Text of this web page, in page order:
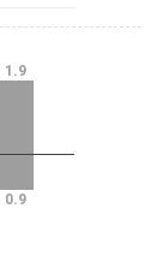
1.9
0.9